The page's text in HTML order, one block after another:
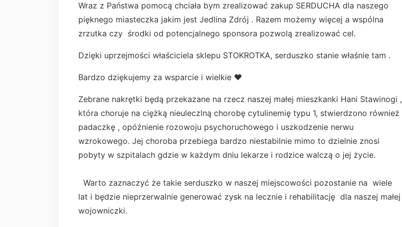
Wraz z Państwa pomocą chciała bym zrealizować zakup SERDUCHA dla naszego
pięknego miasteczka jakim jest Jedlina Zdrój . Razem możemy więcej a wspólna
zrzutka czy środki od potencjalnego sponsora pozwolą zrealizować cel.
Dzięki uprzejmości właściciela sklepu STOKROTKA, serduszko stanie właśnie tam .
Bardzo dziękujemy za wsparcie i wielkie ❤
Zebrane nakrętki będą przekazane na rzecz naszej małej mieszkanki Hani Stawinogi ,
która choruje na ciężką nieuleczlną chorobę cytulinemię typu 1, stwierdzono również
padaczkę , opóźnienie rozowoju psychoruchowego i uszkodzenie nerwu
wzrokowego. Jej choroba przebiega bardzo niestabilnie mimo to dzielnie znosi
pobyty w szpitalach gdzie w każdym dniu lekarze i rodzice walczą o jej życie.
Warto zaznaczyć że takie serduszko w naszej miejscowości pozostanie na wiele
lat i będzie nieprzerwalnie generować zysk na lecznie i rehabilitację dla naszej małej
wojowniczki.